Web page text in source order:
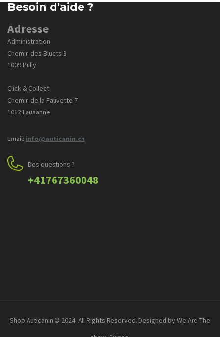
Besoin d'aide ?
Adresse
Administration
Chemin des Bluets 3
1009 Pully
Click & Collect
Chemin de la Fauvette 7
1012 Lausanne
Email: info@auticanin.ch
Des questions ?
+41767360048
Shop Auticanin © 2024 All Rights Reserved. Designed by We Are The